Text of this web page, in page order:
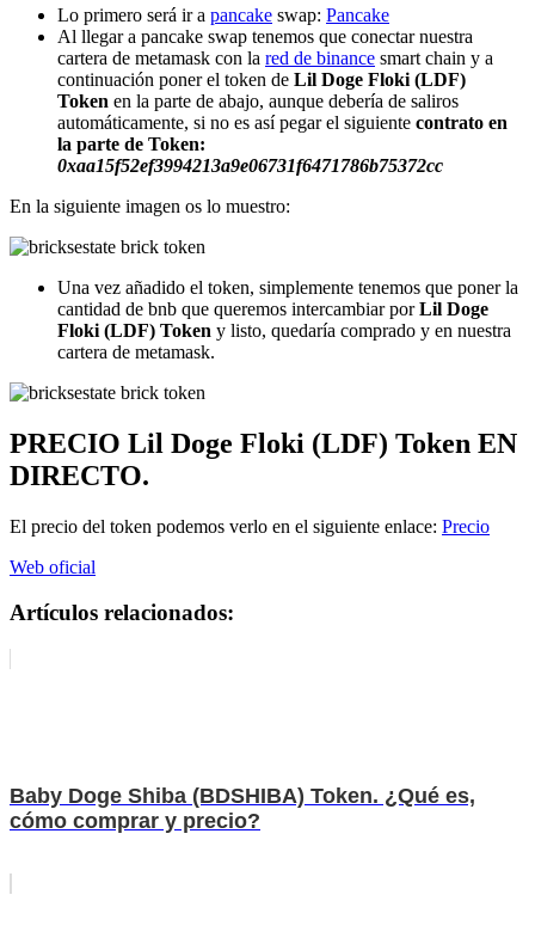
Lo primero será ir a pancake swap: Pancake
Al llegar a pancake swap tenemos que conectar nuestra
cartera de metamask con la red de binance smart chain y a
continuación poner el token de Lil Doge Floki (LDF)
Token en la parte de abajo, aunque debería de saliros
automáticamente, si no es así pegar el siguiente contrato en
la parte de Token:
0xaa15f52ef3994213a9e06731f6471786b75372cc
En la siguiente imagen os lo muestro:
Una vez añadido el token, simplemente tenemos que poner la
cantidad de bnb que queremos intercambiar porLil Doge
Floki (LDF) Token y listo, quedaría comprado y en nuestra
cartera de metamask.
PRECIO Lil Doge Floki (LDF) Token EN
DIRECTO.
El precio del token podemos verlo en el siguiente enlace: Precio
Web oficial
Artículos relacionados:
Baby Doge Shiba (BDSHIBA) Token. ¿Qué es,
cómo comprar y precio?